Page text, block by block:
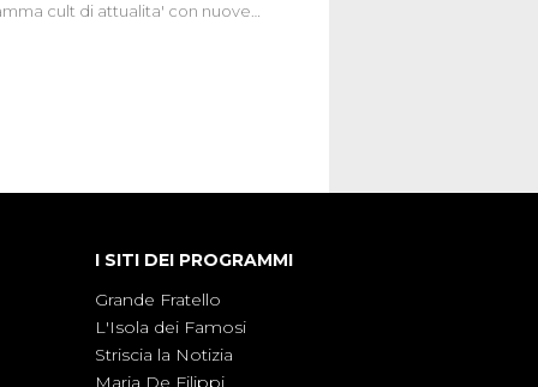
cult di attualita' con nuove
I SITI DEI PROGRAMMI
Grande Fratello
L'Isola dei Famosi
Striscia la Notizia
Maria De Filippi